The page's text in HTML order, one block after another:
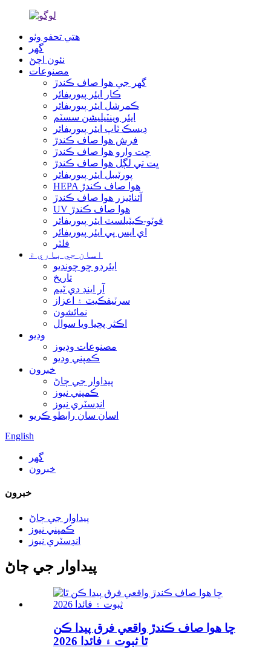
هتي تحفو وٺو
گھر
نئون اچڻ
مصنوعات
گھر جي هوا صاف ڪندڙ
ڪار ايئر پيوريفائر
ڪمرشل ايئر پيوريفائر
ايئر وينٽيليشن سسٽم
ڊيسڪ ٽاپ ايئر پيوريفائر
فرش هوا صاف ڪندڙ
ڇت وارو هوا صاف ڪندڙ
ڀت تي لڳل هوا صاف ڪندڙ
پورٽيبل ايئر پيوريفائر
HEPA هوا صاف ڪندڙ
آئنائيزر هوا صاف ڪندڙ
UV هوا صاف ڪندڙ
فوٽو-ڪيٽيلسٽ ايئر پيوريفائر
اي ايس پي ايئر پيوريفائر
فلٽر
اسان جي باري ۾
ايئرڊو ڇو چونڊيو
تاريخ
آر اينڊ ڊي ٽيم
سرٽيفڪيٽ ۽ اعزاز
نمائشون
اڪثر پڇيا ويا سوال
وڊيو
مصنوعات وڊيوز
ڪمپني وڊيو
خبرون
پيداوار جي ڄاڻ
ڪمپني نيوز
انڊسٽري نيوز
اسان سان رابطو ڪريو
English
گھر
خبرون
خبرون
پيداوار جي ڄاڻ
ڪمپني نيوز
انڊسٽري نيوز
پيداوار جي ڄاڻ
ڇا هوا صاف ڪندڙ واقعي فرق پيدا ڪن
ٿا ثبوت ۽ فائدا 2026